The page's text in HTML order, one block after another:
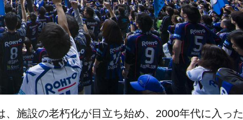
施設の老朽化が目立ち始め、2000年代に入った